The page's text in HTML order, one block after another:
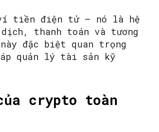
ví tiền điện tử – nó là hệ
thanh toán và tương
đặc biệt quan trọng
quản lý tài sản kỹ
crypto toàn